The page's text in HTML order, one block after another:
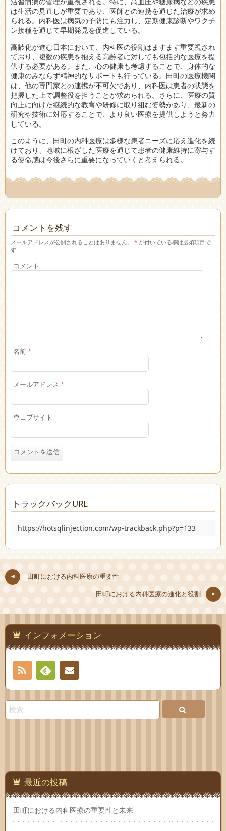
は生活の見直しが重要であり、医師との連携を通じた治療が求め
られる。内科医は病気の予防にも注力し、定期健康診断やワクチ
ン接種を通じて早期発見を促進している。
高齢化が進む日本において、内科医の役割はますます重要視され
ており、複数の疾患を抱える高齢者に対しても包括的な医療を提
供する必要がある。また、心の健康も考慮することで、身体的な
健康のみならず精神的なサポートも行っている。田町の医療機関
は、他の専門家との連携が不可欠であり、内科医は患者の状態を
把握した上で調整役を担うことが求められる。さらに、医療の質
向上に向けた継続的な教育や研修に取り組む姿勢があり、最新の
研究や技術に対応することで、より良い医療を提供しようと努力
している。
このように、田町の内科医療は多様な患者ニーズに応え進化を続
けており、地域に根ざした医療を通じて患者の健康維持に寄与す
る使命感は今後さらに重要になっていくと考えられる。
コメントを残す
メールアドレスが公開されることはありません。 * が付いている欄は必須項目で
す
コメント
名前*
メールアドレス *
ウェブサイト
トラックバックURL
https://hotsqlinjection.com/wp-trackback.php?p=133
田町における内科医療の重要性
田町における内科医療の進化と役割
インフォメーション
RSS
Feedlyお問
最近の投稿
田町における内科医療の重要性と未来